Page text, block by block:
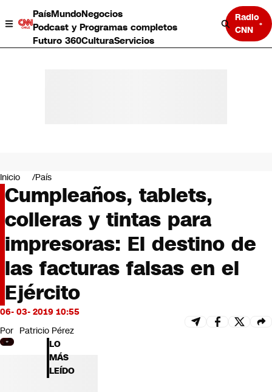
PaísMundoNegocios
Podcast y Programas completos
Futuro 360CulturaServicios
Radio
CNN
Negocios
Deportes
Programas completos
Cultura
Servicios
Bits
CNN Data
CNN tiempo
Futuro 360
Opinión
Inicio País
Cumpleaños, tablets,
colleras y tintas para
impresoras: El destino de
las facturas falsas en el
Ejército
06- 03- 2019 10:55
Por Patricio Pérez
LO
MÁS
LEÍDO